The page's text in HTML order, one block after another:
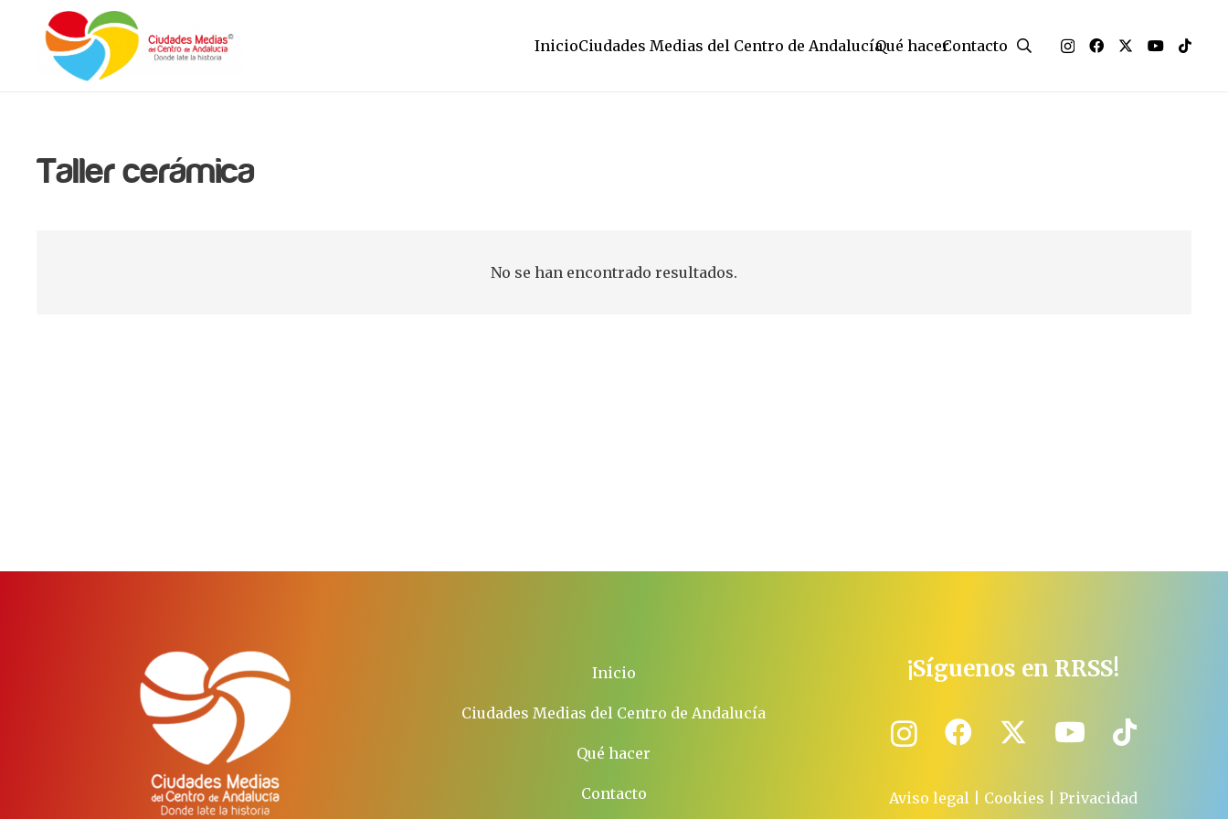
InicioCiudades Medias del Centro de AndalucíaQué hacerContacto
Taller cerámica
No se han encontrado resultados.
Inicio
Ciudades Medias del Centro de Andalucía
Qué hacer
Contacto
¡Síguenos en RRSS!
Aviso legal Cookies |Privacidad